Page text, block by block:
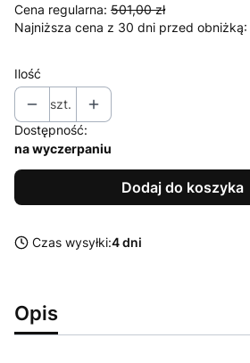
Cena regularna: 501,00 zł
Najniższa cena z 30 dni przed obniżką:
Ilość
szt.
Dostępność:
na wyczerpaniu
Dodaj do koszyka
Czas wysyłki:4 dni
Opis